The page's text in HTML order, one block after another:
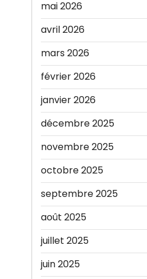
mai 2026
avril 2026
mars 2026
février 2026
janvier 2026
décembre 2025
novembre 2025
octobre 2025
septembre 2025
août 2025
juillet 2025
juin 2025